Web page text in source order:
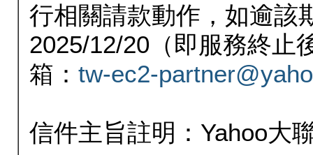
行相關請款動作，如逾該
2025/12/20（即服務終止
箱： tw-ec2-
信件主旨註明：Yahoo大